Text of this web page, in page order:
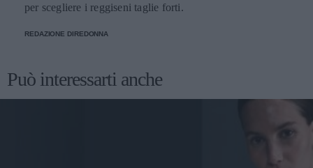
per scegliere i reggiseni taglie forti.
REDAZIONE DIREDONNA
Può interessarti anche